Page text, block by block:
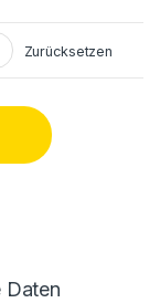
Zurücksetzen
Reparatur quantity
Daten